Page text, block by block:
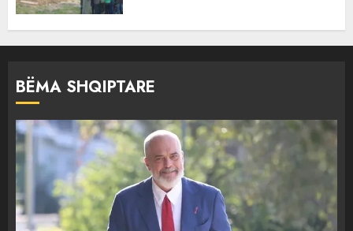
BËMA SHQIPTARE